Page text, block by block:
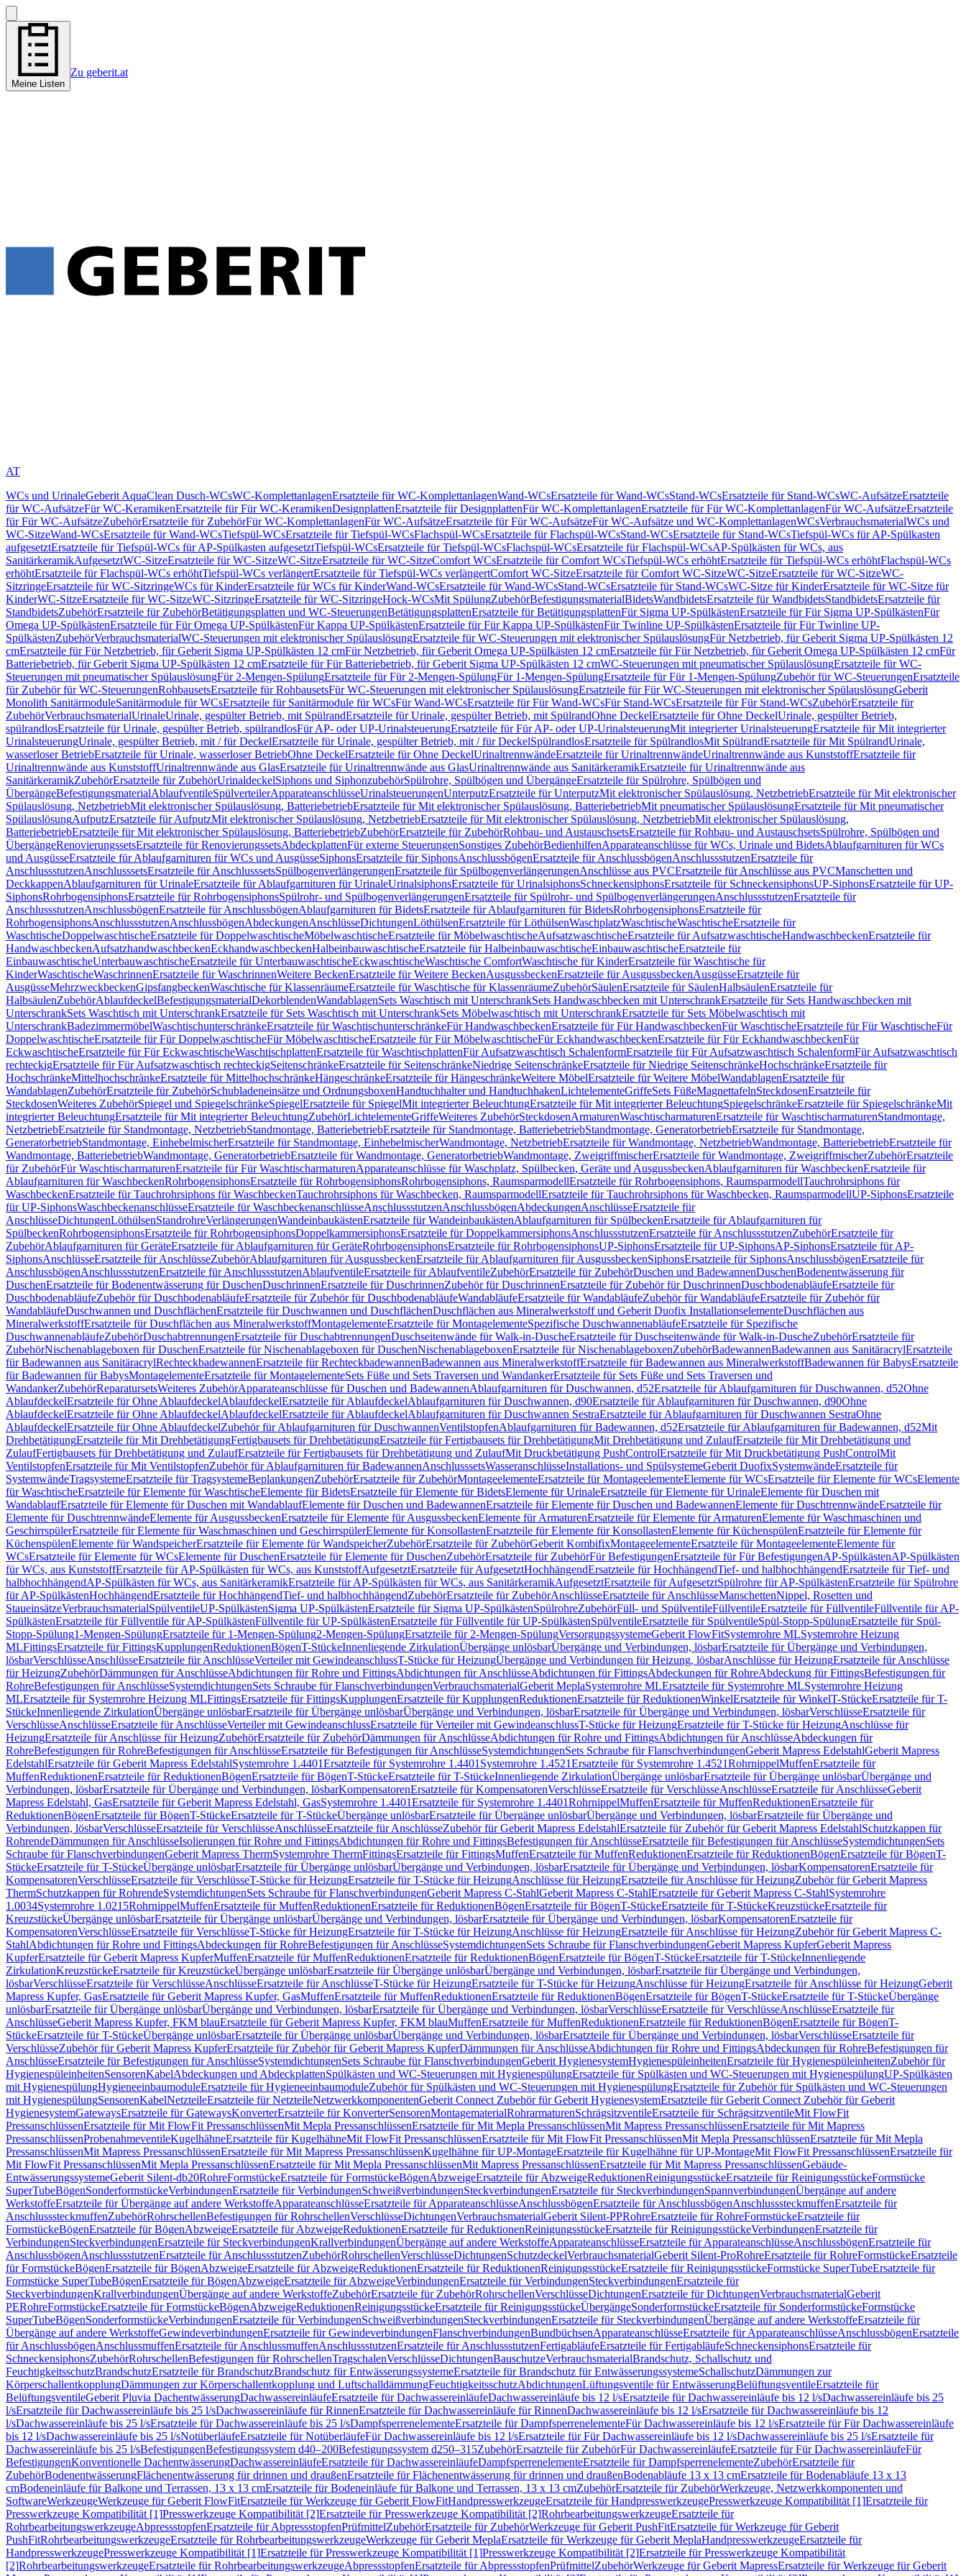
Meine Listen
Zu geberit.at
AT
WCs und UrinaleGeberit AquaClean Dusch-WCsWC-KomplettanlagenErsatzteile für WC-KomplettanlagenWand-WCsErsatzteile für Wand-WCsStand-WCsErsatzteile für Stand-WCsWC-AufsätzeErsatzteile
für WC-AufsätzeFür WC-KeramikenErsatzteile für Für WC-KeramikenDesignplattenErsatzteile für DesignplattenFür WC-KomplettanlagenErsatzteile für Für WC-KomplettanlagenFür WC-AufsätzeErsatzteile
für Für WC-AufsätzeZubehörErsatzteile für ZubehörFür WC-KomplettanlagenFür WC-AufsätzeErsatzteile für Für WC-AufsätzeFür WC-Aufsätze und WC-KomplettanlagenWCsVerbrauchsmaterialWCs und
WC-SitzeWand-WCsErsatzteile für Wand-WCsTiefspül-WCsErsatzteile für Tiefspül-WCsFlachspül-WCsErsatzteile für Flachspül-WCsStand-WCsErsatzteile für Stand-WCsTiefspül-WCs für AP-Spülkasten
aufgesetztErsatzteile für Tiefspül-WCs für AP-Spülkasten aufgesetztTiefspül-WCsErsatzteile für Tiefspül-WCsFlachspül-WCsErsatzteile für Flachspül-WCsAP-Spülkästen für WCs, aus
SanitärkeramikAufgesetztWC-SitzeErsatzteile für WC-SitzeWC-SitzeErsatzteile für WC-SitzeComfort WCsErsatzteile für Comfort WCsTiefspül-WCs erhöhtErsatzteile für Tiefspül-WCs erhöhtFlachspül-WCs
erhöhtErsatzteile für Flachspül-WCs erhöhtTiefspül-WCs verlängertErsatzteile für Tiefspül-WCs verlängertComfort WC-SitzeErsatzteile für Comfort WC-SitzeWC-SitzeErsatzteile für WC-SitzeWC-
SitzringeErsatzteile für WC-SitzringeWCs für KinderErsatzteile für WCs für KinderWand-WCsErsatzteile für Wand-WCsStand-WCsErsatzteile für Stand-WCsWC-Sitze für KinderErsatzteile für WC-Sitze für
KinderWC-SitzeErsatzteile für WC-SitzeWC-SitzringeErsatzteile für WC-SitzringeHock-WCsMit SpülungZubehörBefestigungsmaterialBidetsWandbidetsErsatzteile für WandbidetsStandbidetsErsatzteile für
StandbidetsZubehörErsatzteile für ZubehörBetätigungsplatten und WC-SteuerungenBetätigungsplattenErsatzteile für BetätigungsplattenFür Sigma UP-SpülkästenErsatzteile für Für Sigma UP-SpülkästenFür
Omega UP-SpülkästenErsatzteile für Für Omega UP-SpülkästenFür Kappa UP-SpülkästenErsatzteile für Für Kappa UP-SpülkästenFür Twinline UP-SpülkästenErsatzteile für Für Twinline UP-
SpülkästenZubehörVerbrauchsmaterialWC-Steuerungen mit elektronischer SpülauslösungErsatzteile für WC-Steuerungen mit elektronischer SpülauslösungFür Netzbetrieb, für Geberit Sigma UP-Spülkästen 12
cmErsatzteile für Für Netzbetrieb, für Geberit Sigma UP-Spülkästen 12 cmFür Netzbetrieb, für Geberit Omega UP-Spülkästen 12 cmErsatzteile für Für Netzbetrieb, für Geberit Omega UP-Spülkästen 12 cmFür
Batteriebetrieb, für Geberit Sigma UP-Spülkästen 12 cmErsatzteile für Für Batteriebetrieb, für Geberit Sigma UP-Spülkästen 12 cmWC-Steuerungen mit pneumatischer SpülauslösungErsatzteile für WC-
Steuerungen mit pneumatischer SpülauslösungFür 2-Mengen-SpülungErsatzteile für Für 2-Mengen-SpülungFür 1-Mengen-SpülungErsatzteile für Für 1-Mengen-SpülungZubehör für WC-SteuerungenErsatzteile
für Zubehör für WC-SteuerungenRohbausetsErsatzteile für RohbausetsFür WC-Steuerungen mit elektronischer SpülauslösungErsatzteile für Für WC-Steuerungen mit elektronischer SpülauslösungGeberit
Monolith SanitärmoduleSanitärmodule für WCsErsatzteile für Sanitärmodule für WCsFür Wand-WCsErsatzteile für Für Wand-WCsFür Stand-WCsErsatzteile für Für Stand-WCsZubehörErsatzteile für
ZubehörVerbrauchsmaterialUrinaleUrinale, gespülter Betrieb, mit SpülrandErsatzteile für Urinale, gespülter Betrieb, mit SpülrandOhne DeckelErsatzteile für Ohne DeckelUrinale, gespülter Betrieb,
spülrandlosErsatzteile für Urinale, gespülter Betrieb, spülrandlosFür AP- oder UP-UrinalsteuerungErsatzteile für Für AP- oder UP-UrinalsteuerungMit integrierter UrinalsteuerungErsatzteile für Mit integrierter
UrinalsteuerungUrinale, gespülter Betrieb, mit / für DeckelErsatzteile für Urinale, gespülter Betrieb, mit / für DeckelSpülrandlosErsatzteile für SpülrandlosMit SpülrandErsatzteile für Mit SpülrandUrinale,
wasserloser BetriebErsatzteile für Urinale, wasserloser BetriebOhne DeckelErsatzteile für Ohne DeckelUrinaltrennwändeErsatzteile für UrinaltrennwändeUrinaltrennwände aus KunststoffErsatzteile für
Urinaltrennwände aus KunststoffUrinaltrennwände aus GlasErsatzteile für Urinaltrennwände aus GlasUrinaltrennwände aus SanitärkeramikErsatzteile für Urinaltrennwände aus
SanitärkeramikZubehörErsatzteile für ZubehörUrinaldeckelSiphons und SiphonzubehörSpülrohre, Spülbögen und ÜbergängeErsatzteile für Spülrohre, Spülbögen und
ÜbergängeBefestigungsmaterialAblaufventileSpülverteilerApparateanschlüsseUrinalsteuerungenUnterputzErsatzteile für UnterputzMit elektronischer Spülauslösung, NetzbetriebErsatzteile für Mit elektronischer
Spülauslösung, NetzbetriebMit elektronischer Spülauslösung, BatteriebetriebErsatzteile für Mit elektronischer Spülauslösung, BatteriebetriebMit pneumatischer SpülauslösungErsatzteile für Mit pneumatischer
SpülauslösungAufputzErsatzteile für AufputzMit elektronischer Spülauslösung, NetzbetriebErsatzteile für Mit elektronischer Spülauslösung, NetzbetriebMit elektronischer Spülauslösung,
BatteriebetriebErsatzteile für Mit elektronischer Spülauslösung, BatteriebetriebZubehörErsatzteile für ZubehörRohbau- und AustauschsetsErsatzteile für Rohbau- und AustauschsetsSpülrohre, Spülbögen und
ÜbergängeRenovierungssetsErsatzteile für RenovierungssetsAbdeckplattenFür externe SteuerungenSonstiges ZubehörBedienhilfenApparateanschlüsse für WCs, Urinale und BidetsAblaufgarnituren für WCs
und AusgüsseErsatzteile für Ablaufgarnituren für WCs und AusgüsseSiphonsErsatzteile für SiphonsAnschlussbögenErsatzteile für AnschlussbögenAnschlussstutzenErsatzteile für
AnschlussstutzenAnschlusssetsErsatzteile für AnschlusssetsSpülbogenverlängerungenErsatzteile für SpülbogenverlängerungenAnschlüsse aus PVCErsatzteile für Anschlüsse aus PVCManschetten und
DeckkappenAblaufgarnituren für UrinaleErsatzteile für Ablaufgarnituren für UrinaleUrinalsiphonsErsatzteile für UrinalsiphonsSchneckensiphonsErsatzteile für SchneckensiphonsUP-SiphonsErsatzteile für UP-
SiphonsRohrbogensiphonsErsatzteile für RohrbogensiphonsSpülrohr- und SpülbogenverlängerungenErsatzteile für Spülrohr- und SpülbogenverlängerungenAnschlussstutzenErsatzteile für
AnschlussstutzenAnschlussbögenErsatzteile für AnschlussbögenAblaufgarnituren für BidetsErsatzteile für Ablaufgarnituren für BidetsRohrbogensiphonsErsatzteile für
RohrbogensiphonsAnschlussstutzenAnschlussbögenAbdeckungenAnschlüsseDichtungenLöthülsenErsatzteile für LöthülsenWaschplatzWaschtischeWaschtischeErsatzteile für
WaschtischeDoppelwaschtischeErsatzteile für DoppelwaschtischeMöbelwaschtischeErsatzteile für MöbelwaschtischeAufsatzwaschtischeErsatzteile für AufsatzwaschtischeHandwaschbeckenErsatzteile für
HandwaschbeckenAufsatzhandwaschbeckenEckhandwaschbeckenHalbeinbauwaschtischeErsatzteile für HalbeinbauwaschtischeEinbauwaschtischeErsatzteile für
EinbauwaschtischeUnterbauwaschtischeErsatzteile für UnterbauwaschtischeEckwaschtischeWaschtische ComfortWaschtische für KinderErsatzteile für Waschtische für
KinderWaschtischeWaschrinnenErsatzteile für WaschrinnenWeitere BeckenErsatzteile für Weitere BeckenAusgussbeckenErsatzteile für AusgussbeckenAusgüsseErsatzteile für
AusgüsseMehrzweckbeckenGipsfangbeckenWaschtische für KlassenräumeErsatzteile für Waschtische für KlassenräumeZubehörSäulenErsatzteile für SäulenHalbsäulenErsatzteile für
HalbsäulenZubehörAblaufdeckelBefestigungsmaterialDekorblendenWandablagenSets Waschtisch mit UnterschrankSets Handwaschbecken mit UnterschrankErsatzteile für Sets Handwaschbecken mit
UnterschrankSets Waschtisch mit UnterschrankErsatzteile für Sets Waschtisch mit UnterschrankSets Möbelwaschtisch mit UnterschrankErsatzteile für Sets Möbelwaschtisch mit
UnterschrankBadezimmermöbelWaschtischunterschränkeErsatzteile für WaschtischunterschränkeFür HandwaschbeckenErsatzteile für Für HandwaschbeckenFür WaschtischeErsatzteile für Für WaschtischeFür
DoppelwaschtischeErsatzteile für Für DoppelwaschtischeFür MöbelwaschtischeErsatzteile für Für MöbelwaschtischeFür EckhandwaschbeckenErsatzteile für Für EckhandwaschbeckenFür
EckwaschtischeErsatzteile für Für EckwaschtischeWaschtischplattenErsatzteile für WaschtischplattenFür Aufsatzwaschtisch SchalenformErsatzteile für Für Aufsatzwaschtisch SchalenformFür Aufsatzwaschtisch
rechteckigErsatzteile für Für Aufsatzwaschtisch rechteckigSeitenschränkeErsatzteile für SeitenschränkeNiedrige SeitenschränkeErsatzteile für Niedrige SeitenschränkeHochschränkeErsatzteile für
HochschränkeMittelhochschränkeErsatzteile für MittelhochschränkeHängeschränkeErsatzteile für HängeschränkeWeitere MöbelErsatzteile für Weitere MöbelWandablagenErsatzteile für
WandablagenZubehörErsatzteile für ZubehörSchubladeneinsätze und OrdnungsboxenHandtuchhalter und HandtuchhakenLichtelementeGriffeSets FüßeMagnettafelnSteckdosenErsatzteile für
SteckdosenWeiteres ZubehörSpiegel und SpiegelschränkeSpiegelErsatzteile für SpiegelMit integrierter BeleuchtungErsatzteile für Mit integrierter BeleuchtungSpiegelschränkeErsatzteile für SpiegelschränkeMit
integrierter BeleuchtungErsatzteile für Mit integrierter BeleuchtungZubehörLichtelementeGriffeWeiteres ZubehörSteckdosenArmaturenWaschtischarmaturenErsatzteile für WaschtischarmaturenStandmontage,
NetzbetriebErsatzteile für Standmontage, NetzbetriebStandmontage, BatteriebetriebErsatzteile für Standmontage, BatteriebetriebStandmontage, GeneratorbetriebErsatzteile für Standmontage,
GeneratorbetriebStandmontage, EinhebelmischerErsatzteile für Standmontage, EinhebelmischerWandmontage, NetzbetriebErsatzteile für Wandmontage, NetzbetriebWandmontage, BatteriebetriebErsatzteile für
Wandmontage, BatteriebetriebWandmontage, GeneratorbetriebErsatzteile für Wandmontage, GeneratorbetriebWandmontage, ZweigriffmischerErsatzteile für Wandmontage, ZweigriffmischerZubehörErsatzteile
für ZubehörFür WaschtischarmaturenErsatzteile für Für WaschtischarmaturenApparateanschlüsse für Waschplatz, Spülbecken, Geräte und AusgussbeckenAblaufgarnituren für WaschbeckenErsatzteile für
Ablaufgarnituren für WaschbeckenRohrbogensiphonsErsatzteile für RohrbogensiphonsRohrbogensiphons, RaumsparmodellErsatzteile für Rohrbogensiphons, RaumsparmodellTauchrohrsiphons für
WaschbeckenErsatzteile für Tauchrohrsiphons für WaschbeckenTauchrohrsiphons für Waschbecken, RaumsparmodellErsatzteile für Tauchrohrsiphons für Waschbecken, RaumsparmodellUP-SiphonsErsatzteile
für UP-SiphonsWaschbeckenanschlüsseErsatzteile für WaschbeckenanschlüsseAnschlussstutzenAnschlussbögenAbdeckungenAnschlüsseErsatzteile für
AnschlüsseDichtungenLöthülsenStandrohreVerlängerungenWandeinbaukästenErsatzteile für WandeinbaukästenAblaufgarnituren für SpülbeckenErsatzteile für Ablaufgarnituren für
SpülbeckenRohrbogensiphonsErsatzteile für RohrbogensiphonsDoppelkammersiphonsErsatzteile für DoppelkammersiphonsAnschlussstutzenErsatzteile für AnschlussstutzenZubehörErsatzteile für
ZubehörAblaufgarnituren für GeräteErsatzteile für Ablaufgarnituren für GeräteRohrbogensiphonsErsatzteile für RohrbogensiphonsUP-SiphonsErsatzteile für UP-SiphonsAP-SiphonsErsatzteile für AP-
SiphonsAnschlüsseErsatzteile für AnschlüsseZubehörAblaufgarnituren für AusgussbeckenErsatzteile für Ablaufgarnituren für AusgussbeckenSiphonsErsatzteile für SiphonsAnschlussbögenErsatzteile für
AnschlussbögenAnschlussstutzenErsatzteile für AnschlussstutzenAblaufventileErsatzteile für AblaufventileZubehörErsatzteile für ZubehörDuschen und BadewannenDuschenBodenentwässerung für
DuschenErsatzteile für Bodenentwässerung für DuschenDuschrinnenErsatzteile für DuschrinnenZubehör für DuschrinnenErsatzteile für Zubehör für DuschrinnenDuschbodenabläufeErsatzteile für
DuschbodenabläufeZubehör für DuschbodenabläufeErsatzteile für Zubehör für DuschbodenabläufeWandabläufeErsatzteile für WandabläufeZubehör für WandabläufeErsatzteile für Zubehör für
WandabläufeDuschwannen und DuschflächenErsatzteile für Duschwannen und DuschflächenDuschflächen aus Mineralwerkstoff und Geberit Duofix InstallationselementeDuschflächen aus
MineralwerkstoffErsatzteile für Duschflächen aus MineralwerkstoffMontagelementeErsatzteile für MontagelementeSpezifische DuschwannenabläufeErsatzteile für Spezifische
DuschwannenabläufeZubehörDuschabtrennungenErsatzteile für DuschabtrennungenDuschseitenwände für Walk-in-DuscheErsatzteile für Duschseitenwände für Walk-in-DuscheZubehörErsatzteile für
ZubehörNischenablageboxen für DuschenErsatzteile für Nischenablageboxen für DuschenNischenablageboxenErsatzteile für NischenablageboxenZubehörBadewannenBadewannen aus SanitäracrylErsatzteile
für Badewannen aus SanitäracrylRechteckbadewannenErsatzteile für RechteckbadewannenBadewannen aus MineralwerkstoffErsatzteile für Badewannen aus MineralwerkstoffBadewannen für BabysErsatzteile
für Badewannen für BabysMontagelementeErsatzteile für MontagelementeSets Füße und Sets Traversen und WandankerErsatzteile für Sets Füße und Sets Traversen und
WandankerZubehörReparatursetsWeiteres ZubehörApparateanschlüsse für Duschen und BadewannenAblaufgarnituren für Duschwannen, d52Ersatzteile für Ablaufgarnituren für Duschwannen, d52Ohne
AblaufdeckelErsatzteile für Ohne AblaufdeckelAblaufdeckelErsatzteile für AblaufdeckelAblaufgarnituren für Duschwannen, d90Ersatzteile für Ablaufgarnituren für Duschwannen, d90Ohne
AblaufdeckelErsatzteile für Ohne AblaufdeckelAblaufdeckelErsatzteile für AblaufdeckelAblaufgarnituren für Duschwannen SestraErsatzteile für Ablaufgarnituren für Duschwannen SestraOhne
AblaufdeckelErsatzteile für Ohne AblaufdeckelZubehör für Ablaufgarnituren für DuschwannenVentilstopfenAblaufgarnituren für Badewannen, d52Ersatzteile für Ablaufgarnituren für Badewannen, d52Mit
DrehbetätigungErsatzteile für Mit DrehbetätigungFertigbausets für DrehbetätigungErsatzteile für Fertigbausets für DrehbetätigungMit Drehbetätigung und ZulaufErsatzteile für Mit Drehbetätigung und
ZulaufFertigbausets für Drehbetätigung und ZulaufErsatzteile für Fertigbausets für Drehbetätigung und ZulaufMit Druckbetätigung PushControlErsatzteile für Mit Druckbetätigung PushControlMit
VentilstopfenErsatzteile für Mit VentilstopfenZubehör für Ablaufgarnituren für BadewannenAnschlusssetsWasseranschlüsseInstallations- und SpülsystemeGeberit DuofixSystemwändeErsatzteile für
SystemwändeTragsystemeErsatzteile für TragsystemeBeplankungenZubehörErsatzteile für ZubehörMontageelementeErsatzteile für MontageelementeElemente für WCsErsatzteile für Elemente für WCsElemente
für WaschtischeErsatzteile für Elemente für WaschtischeElemente für BidetsErsatzteile für Elemente für BidetsElemente für UrinaleErsatzteile für Elemente für UrinaleElemente für Duschen mit
WandablaufErsatzteile für Elemente für Duschen mit WandablaufElemente für Duschen und BadewannenErsatzteile für Elemente für Duschen und BadewannenElemente für DuschtrennwändeErsatzteile für
Elemente für DuschtrennwändeElemente für AusgussbeckenErsatzteile für Elemente für AusgussbeckenElemente für ArmaturenErsatzteile für Elemente für ArmaturenElemente für Waschmaschinen und
GeschirrspülerErsatzteile für Elemente für Waschmaschinen und GeschirrspülerElemente für KonsollastenErsatzteile für Elemente für KonsollastenElemente für KüchenspülenErsatzteile für Elemente für
KüchenspülenElemente für WandspeicherErsatzteile für Elemente für WandspeicherZubehörErsatzteile für ZubehörGeberit KombifixMontageelementeErsatzteile für MontageelementeElemente für
WCsErsatzteile für Elemente für WCsElemente für DuschenErsatzteile für Elemente für DuschenZubehörErsatzteile für ZubehörFür BefestigungenErsatzteile für Für BefestigungenAP-SpülkästenAP-Spülkästen
für WCs, aus KunststoffErsatzteile für AP-Spülkästen für WCs, aus KunststoffAufgesetztErsatzteile für AufgesetztHochhängendErsatzteile für HochhängendTief- und halbhochhängendErsatzteile für Tief- und
halbhochhängendAP-Spülkästen für WCs, aus SanitärkeramikErsatzteile für AP-Spülkästen für WCs, aus SanitärkeramikAufgesetztErsatzteile für AufgesetztSpülrohre für AP-SpülkästenErsatzteile für Spülrohre
für AP-SpülkästenHochhängendErsatzteile für HochhängendTief- und halbhochhängendZubehörErsatzteile für ZubehörAnschlüsseErsatzteile für AnschlüsseManschettenNippel, Rosetten und
StaueinsätzeVerbrauchsmaterialSpülventileUP-SpülkästenSigma UP-SpülkästenErsatzteile für Sigma UP-SpülkästenSpülrohreZubehörFüll- und SpülventileFüllventileErsatzteile für FüllventileFüllventile für AP-
SpülkästenErsatzteile für Füllventile für AP-SpülkästenFüllventile für UP-SpülkästenErsatzteile für Füllventile für UP-SpülkästenSpülventileErsatzteile für SpülventileSpül-Stopp-SpülungErsatzteile für Spül-
Stopp-Spülung1-Mengen-SpülungErsatzteile für 1-Mengen-Spülung2-Mengen-SpülungErsatzteile für 2-Mengen-SpülungVersorgungssystemeGeberit FlowFitSystemrohre MLSystemrohre Heizung
MLFittingsErsatzteile für FittingsKupplungenReduktionenBögenT-StückeInnenliegende ZirkulationÜbergänge unlösbarÜbergänge und Verbindungen, lösbarErsatzteile für Übergänge und Verbindungen,
lösbarVerschlüsseAnschlüsseErsatzteile für AnschlüsseVerteiler mit GewindeanschlussT-Stücke für HeizungÜbergänge und Verbindungen für Heizung, lösbarAnschlüsse für HeizungErsatzteile für Anschlüsse
für HeizungZubehörDämmungen für AnschlüsseAbdichtungen für Rohre und FittingsAbdichtungen für AnschlüsseAbdichtungen für FittingsAbdeckungen für RohreAbdeckung für FittingsBefestigungen für
RohreBefestigungen für AnschlüsseSystemdichtungenSets Schraube für FlanschverbindungenVerbrauchsmaterialGeberit MeplaSystemrohre MLErsatzteile für Systemrohre MLSystemrohre Heizung
MLErsatzteile für Systemrohre Heizung MLFittingsErsatzteile für FittingsKupplungenErsatzteile für KupplungenReduktionenErsatzteile für ReduktionenWinkelErsatzteile für WinkelT-StückeErsatzteile für T-
StückeInnenliegende ZirkulationÜbergänge unlösbarErsatzteile für Übergänge unlösbarÜbergänge und Verbindungen, lösbarErsatzteile für Übergänge und Verbindungen, lösbarVerschlüsseErsatzteile für
VerschlüsseAnschlüsseErsatzteile für AnschlüsseVerteiler mit GewindeanschlussErsatzteile für Verteiler mit GewindeanschlussT-Stücke für HeizungErsatzteile für T-Stücke für HeizungAnschlüsse für
HeizungErsatzteile für Anschlüsse für HeizungZubehörErsatzteile für ZubehörDämmungen für AnschlüsseAbdichtungen für Rohre und FittingsAbdichtungen für AnschlüsseAbdeckungen für
RohreBefestigungen für RohreBefestigungen für AnschlüsseErsatzteile für Befestigungen für AnschlüsseSystemdichtungenSets Schraube für FlanschverbindungenGeberit Mapress EdelstahlGeberit Mapress
EdelstahlErsatzteile für Geberit Mapress EdelstahlSystemrohre 1.4401Ersatzteile für Systemrohre 1.4401 Systemrohre 1.4521Ersatzteile für Systemrohre 1.4521RohrnippelMuffenErsatzteile für
MuffenReduktionenErsatzteile für ReduktionenBögenErsatzteile für BögenT-StückeErsatzteile für T-StückeInnenliegende ZirkulationÜbergänge unlösbarErsatzteile für Übergänge unlösbarÜbergänge und
Verbindungen, lösbarErsatzteile für Übergänge und Verbindungen, lösbarKompensatorenErsatzteile für KompensatorenVerschlüsseErsatzteile für VerschlüsseAnschlüsseErsatzteile für AnschlüsseGeberit
Mapress Edelstahl, GasErsatzteile für Geberit Mapress Edelstahl, GasSystemrohre 1.4401Ersatzteile für Systemrohre 1.4401RohrnippelMuffenErsatzteile für MuffenReduktionenErsatzteile für
ReduktionenBögenErsatzteile für BögenT-StückeErsatzteile für T-StückeÜbergänge unlösbarErsatzteile für Übergänge unlösbarÜbergänge und Verbindungen, lösbarErsatzteile für Übergänge und
Verbindungen, lösbarVerschlüsseErsatzteile für VerschlüsseAnschlüsseErsatzteile für AnschlüsseZubehör für Geberit Mapress EdelstahlErsatzteile für Zubehör für Geberit Mapress EdelstahlSchutzkappen für
RohrendeDämmungen für AnschlüsseIsolierungen für Rohre und FittingsAbdichtungen für Rohre und FittingsBefestigungen für AnschlüsseErsatzteile für Befestigungen für AnschlüsseSystemdichtungenSets
Schraube für FlanschverbindungenGeberit Mapress ThermSystemrohre ThermFittingsErsatzteile für FittingsMuffenErsatzteile für MuffenReduktionenErsatzteile für ReduktionenBögenErsatzteile für BögenT-
StückeErsatzteile für T-StückeÜbergänge unlösbarErsatzteile für Übergänge unlösbarÜbergänge und Verbindungen, lösbarErsatzteile für Übergänge und Verbindungen, lösbarKompensatorenErsatzteile für
KompensatorenVerschlüsseErsatzteile für VerschlüsseT-Stücke für HeizungErsatzteile für T-Stücke für HeizungAnschlüsse für HeizungErsatzteile für Anschlüsse für HeizungZubehör für Geberit Mapress
ThermSchutzkappen für RohrendeSystemdichtungenSets Schraube für FlanschverbindungenGeberit Mapress C-StahlGeberit Mapress C-StahlErsatzteile für Geberit Mapress C-StahlSystemrohre
1.0034Systemrohre 1.0215RohrnippelMuffenErsatzteile für MuffenReduktionenErsatzteile für ReduktionenBögenErsatzteile für BögenT-StückeErsatzteile für T-StückeKreuzstückeErsatzteile für
KreuzstückeÜbergänge unlösbarErsatzteile für Übergänge unlösbarÜbergänge und Verbindungen, lösbarErsatzteile für Übergänge und Verbindungen, lösbarKompensatorenErsatzteile für
KompensatorenVerschlüsseErsatzteile für VerschlüsseT-Stücke für HeizungErsatzteile für T-Stücke für HeizungAnschlüsse für HeizungErsatzteile für Anschlüsse für HeizungZubehör für Geberit Mapress C-
StahlAbdichtungen für Rohre und FittingsAbdeckungen für RohreBefestigungen für AnschlüsseSystemdichtungenSets Schraube für FlanschverbindungenGeberit Mapress KupferGeberit Mapress
KupferErsatzteile für Geberit Mapress KupferMuffenErsatzteile für MuffenReduktionenErsatzteile für ReduktionenBögenErsatzteile für BögenT-StückeErsatzteile für T-StückeInnenliegende
ZirkulationKreuzstückeErsatzteile für KreuzstückeÜbergänge unlösbarErsatzteile für Übergänge unlösbarÜbergänge und Verbindungen, lösbarErsatzteile für Übergänge und Verbindungen,
lösbarVerschlüsseErsatzteile für VerschlüsseAnschlüsseErsatzteile für AnschlüsseT-Stücke für HeizungErsatzteile für T-Stücke für HeizungAnschlüsse für HeizungErsatzteile für Anschlüsse für HeizungGeberit
Mapress Kupfer, GasErsatzteile für Geberit Mapress Kupfer, GasMuffenErsatzteile für MuffenReduktionenErsatzteile für ReduktionenBögenErsatzteile für BögenT-StückeErsatzteile für T-StückeÜbergänge
unlösbarErsatzteile für Übergänge unlösbarÜbergänge und Verbindungen, lösbarErsatzteile für Übergänge und Verbindungen, lösbarVerschlüsseErsatzteile für VerschlüsseAnschlüsseErsatzteile für
AnschlüsseGeberit Mapress Kupfer, FKM blauErsatzteile für Geberit Mapress Kupfer, FKM blauMuffenErsatzteile für MuffenReduktionenErsatzteile für ReduktionenBögenErsatzteile für BögenT-
StückeErsatzteile für T-StückeÜbergänge unlösbarErsatzteile für Übergänge unlösbarÜbergänge und Verbindungen, lösbarErsatzteile für Übergänge und Verbindungen, lösbarVerschlüsseErsatzteile für
VerschlüsseZubehör für Geberit Mapress KupferErsatzteile für Zubehör für Geberit Mapress KupferDämmungen für AnschlüsseAbdichtungen für Rohre und FittingsAbdeckungen für RohreBefestigungen für
AnschlüsseErsatzteile für Befestigungen für AnschlüsseSystemdichtungenSets Schraube für FlanschverbindungenGeberit HygienesystemHygienespüleinheitenErsatzteile für HygienespüleinheitenZubehör für
HygienespüleinheitenSensorenKabelAbdeckungen und AbdeckplattenSpülkästen und WC-Steuerungen mit HygienespülungErsatzteile für Spülkästen und WC-Steuerungen mit HygienespülungUP-Spülkästen
mit HygienespülungHygieneeinbaumoduleErsatzteile für HygieneeinbaumoduleZubehör für Spülkästen und WC-Steuerungen mit HygienespülungErsatzteile für Zubehör für Spülkästen und WC-Steuerungen
mit HygienespülungSensorenKabelNetzteileErsatzteile für NetzteileNetzwerkkomponentenGeberit Connect Zubehör für Geberit HygienesystemErsatzteile für Geberit Connect Zubehör für Geberit
HygienesystemGatewaysErsatzteile für GatewaysKonverterErsatzteile für KonverterSensorenMontagematerialRohrarmaturenSchrägsitzventileErsatzteile für SchrägsitzventileMit FlowFit
PressanschlüssenErsatzteile für Mit FlowFit PressanschlüssenMit Mepla PressanschlüssenErsatzteile für Mit Mepla PressanschlüssenMit Mapress PressanschlüssenErsatzteile für Mit Mapress
PressanschlüssenProbenahmeventileKugelhähneErsatzteile für KugelhähneMit FlowFit PressanschlüssenErsatzteile für Mit FlowFit PressanschlüssenMit Mepla PressanschlüssenErsatzteile für Mit Mepla
PressanschlüssenMit Mapress PressanschlüssenErsatzteile für Mit Mapress PressanschlüssenKugelhähne für UP-MontageErsatzteile für Kugelhähne für UP-MontageMit FlowFit PressanschlüssenErsatzteile für
Mit FlowFit PressanschlüssenMit Mepla PressanschlüssenErsatzteile für Mit Mepla PressanschlüssenMit Mapress PressanschlüssenErsatzteile für Mit Mapress PressanschlüssenGebäude-
EntwässerungssystemeGeberit Silent-db20RohreFormstückeErsatzteile für FormstückeBögenAbzweigeErsatzteile für AbzweigeReduktionenReinigungsstückeErsatzteile für ReinigungsstückeFormstücke
SuperTubeBögenSonderformstückeVerbindungenErsatzteile für VerbindungenSchweißverbindungenSteckverbindungenErsatzteile für SteckverbindungenSpannverbindungenÜbergänge auf andere
WerkstoffeErsatzteile für Übergänge auf andere WerkstoffeApparateanschlüsseErsatzteile für ApparateanschlüsseAnschlussbögenErsatzteile für AnschlussbögenAnschlusssteckmuffenErsatzteile für
AnschlusssteckmuffenZubehörRohrschellenBefestigungen für RohrschellenVerschlüsseDichtungenVerbrauchsmaterialGeberit Silent-PPRohreErsatzteile für RohreFormstückeErsatzteile für
FormstückeBögenErsatzteile für BögenAbzweigeErsatzteile für AbzweigeReduktionenErsatzteile für ReduktionenReinigungsstückeErsatzteile für ReinigungsstückeVerbindungenErsatzteile für
VerbindungenSteckverbindungenErsatzteile für SteckverbindungenKrallverbindungenÜbergänge auf andere WerkstoffeApparateanschlüsseErsatzteile für ApparateanschlüsseAnschlussbögenErsatzteile für
AnschlussbögenAnschlussstutzenErsatzteile für AnschlussstutzenZubehörRohrschellenVerschlüsseDichtungenSchutzdeckelVerbrauchsmaterialGeberit Silent-ProRohreErsatzteile für RohreFormstückeErsatzteile
für FormstückeBögenErsatzteile für BögenAbzweigeErsatzteile für AbzweigeReduktionenErsatzteile für ReduktionenReinigungsstückeErsatzteile für ReinigungsstückeFormstücke SuperTubeErsatzteile für
Formstücke SuperTubeBögenErsatzteile für BögenAbzweigeErsatzteile für AbzweigeVerbindungenErsatzteile für VerbindungenSteckverbindungenErsatzteile für
SteckverbindungenKrallverbindungenÜbergänge auf andere WerkstoffeZubehörErsatzteile für ZubehörRohrschellenVerschlüsseDichtungenErsatzteile für DichtungenVerbrauchsmaterialGeberit
PERohreFormstückeErsatzteile für FormstückeBögenAbzweigeReduktionenReinigungsstückeErsatzteile für ReinigungsstückeÜbergängeSonderformstückeErsatzteile für SonderformstückeFormstücke
SuperTubeBögenSonderformstückeVerbindungenErsatzteile für VerbindungenSchweißverbindungenSteckverbindungenErsatzteile für SteckverbindungenÜbergänge auf andere WerkstoffeErsatzteile für
Übergänge auf andere WerkstoffeGewindeverbindungenErsatzteile für GewindeverbindungenFlanschverbindungenBundbüchsenApparateanschlüsseErsatzteile für ApparateanschlüsseAnschlussbögenErsatzteile
für AnschlussbögenAnschlussmuffenErsatzteile für AnschlussmuffenAnschlussstutzenErsatzteile für AnschlussstutzenFertigabläufeErsatzteile für FertigabläufeSchneckensiphonsErsatzteile für
SchneckensiphonsZubehörRohrschellenBefestigungen für RohrschellenTragschalenVerschlüsseDichtungenBauschutzeVerbrauchsmaterialBrandschutz, Schallschutz und
FeuchtigkeitsschutzBrandschutzErsatzteile für BrandschutzBrandschutz für EntwässerungssystemeErsatzteile für Brandschutz für EntwässerungssystemeSchallschutzDämmungen zur
KörperschallentkopplungDämmungen zur Körperschallentkopplung und LuftschalldämmungFeuchtigkeitsschutzAbdichtungenLüftungsventile für EntwässerungBelüftungsventileErsatzteile für
BelüftungsventileGeberit Pluvia DachentwässerungDachwassereinläufeErsatzteile für DachwassereinläufeDachwassereinläufe bis 12 l/sErsatzteile für Dachwassereinläufe bis 12 l/sDachwassereinläufe bis 25
l/sErsatzteile für Dachwassereinläufe bis 25 l/sDachwassereinläufe für RinnenErsatzteile für Dachwassereinläufe für RinnenDachwassereinläufe bis 12 l/sErsatzteile für Dachwassereinläufe bis 12
l/sDachwassereinläufe bis 25 l/sErsatzteile für Dachwassereinläufe bis 25 l/sDampfsperrenelementeErsatzteile für DampfsperrenelementeFür Dachwassereinläufe bis 12 l/sErsatzteile für Für Dachwassereinläufe
bis 12 l/sDachwassereinläufe bis 25 l/sNotüberläufeErsatzteile für NotüberläufeFür Dachwassereinläufe bis 12 l/sErsatzteile für Für Dachwassereinläufe bis 12 l/sDachwassereinläufe bis 25 l/sErsatzteile für
Dachwassereinläufe bis 25 l/sBefestigungenBefestigungssystem d40–200Befestigungssystem d250–315ZubehörErsatzteile für ZubehörFür DachwassereinläufeErsatzteile für Für DachwassereinläufeFür
BefestigungenKonventionelle DachentwässerungDachwassereinläufeErsatzteile für DachwassereinläufeDampfsperrenelementeErsatzteile für DampfsperrenelementeZubehörErsatzteile für
ZubehörBodenentwässerungFlächenentwässerung für drinnen und draußenErsatzteile für Flächenentwässerung für drinnen und draußenBodenabläufe 13 x 13 cmErsatzteile für Bodenabläufe 13 x 13
cmBodeneinläufe für Balkone und Terrassen, 13 x 13 cmErsatzteile für Bodeneinläufe für Balkone und Terrassen, 13 x 13 cmZubehörErsatzteile für ZubehörWerkzeuge, Netzwerkkomponenten und
SoftwareWerkzeugeWerkzeuge für Geberit FlowFitErsatzteile für Werkzeuge für Geberit FlowFitHandpresswerkzeugeErsatzteile für HandpresswerkzeugePresswerkzeuge Kompatibilität [1]Ersatzteile für
Presswerkzeuge Kompatibilität [1]Presswerkzeuge Kompatibilität [2]Ersatzteile für Presswerkzeuge Kompatibilität [2]RohrbearbeitungswerkzeugeErsatzteile für
RohrbearbeitungswerkzeugeAbpressstopfenErsatzteile für AbpressstopfenPrüfmittelZubehörErsatzteile für ZubehörWerkzeuge für Geberit PushFitErsatzteile für Werkzeuge für Geberit
PushFitRohrbearbeitungswerkzeugeErsatzteile für RohrbearbeitungswerkzeugeWerkzeuge für Geberit MeplaErsatzteile für Werkzeuge für Geberit MeplaHandpresswerkzeugeErsatzteile für
HandpresswerkzeugePresswerkzeuge Kompatibilität [1]Ersatzteile für Presswerkzeuge Kompatibilität [1]Presswerkzeuge Kompatibilität [2]Ersatzteile für Presswerkzeuge Kompatibilität
[2]RohrbearbeitungswerkzeugeErsatzteile für RohrbearbeitungswerkzeugeAbpressstopfenErsatzteile für AbpressstopfenPrüfmittelZubehörWerkzeuge für Geberit MapressErsatzteile für Werkzeuge für Geberit